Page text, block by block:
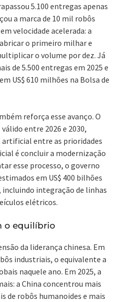
5.100 entregas apenas
a marca de 10 mil robôs
velocidade acelerada: a
o primeiro milhar e
o volume por dez. Já
de 5.500 entregas em 2025 e
US$ 610 milhões na Bolsa de
reforça esse avanço. O
entre 2026 e 2030,
entre as prioridades
é concluir a modernização
esse processo, o governo
em US$ 400 bilhões
integração de linhas
elétricos.
o equilíbrio
da liderança chinesa. Em
industriais, o equivalente a
naquele ano. Em 2025, a
a China concentrou mais
de robôs humanoides e mais